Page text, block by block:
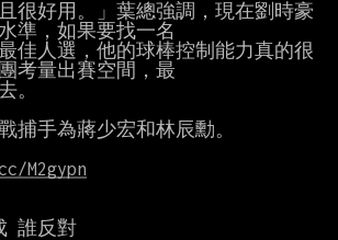
很好用。」葉總強調，現在劉時豪
準，如果要找一名
佳人選，他的球棒控制能力真的很
考量出賽空間，最
。
捕手為蔣少宏和林辰勳。
M2gypn
誰反對